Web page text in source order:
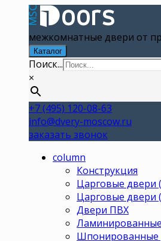
межкомнатные двери от
Каталог
Поиск...
×
+7 (495) 120-08-63
info@dvery-moscow.ru
заказать звонок
column
Конструкция
Царговые двери
Царговые двери
Двери ПВХ
Шпонированные